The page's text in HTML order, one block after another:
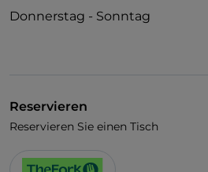
Donnerstag - Sonntag
Reservieren
Reservieren Sie einen Tisch